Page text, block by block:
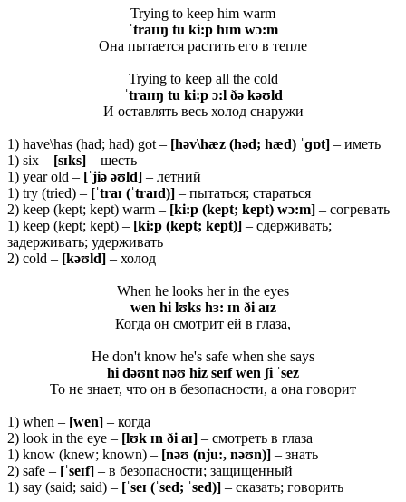
Trying to keep him warm
ˈtraɪɪŋ tu ki:p hɪm wɔ:m
Она пытается растить его в тепле
Trying to keep all the cold
ˈtraɪɪŋ tu ki:p ɔ:l ðə kəʊld
И оставлять весь холод снаружи
1) have\has (had; had) got – [həv\hæz (həd; hæd) ˈɡɒt] – иметь
1) six – [sɪks] – шесть
1) year old – [ˈjiə əʊld] – летний
1) try (tried) – [ˈtraɪ (ˈtraɪd)] – пытаться; стараться
2) keep (kept; kept) warm – [ki:p (kept; kept) wɔ:m] – согревать
1) keep (kept; kept) – [ki:p (kept; kept)] – сдерживать;
задерживать; удерживать
2) cold – [kəʊld] – холод
When he looks her in the eyes
wen hi lʊks hɜ: ɪn ði aɪz
Когда он смотрит ей в глаза,
He don't know he's safe when she says
hi dəʊnt nəʊ hiz seɪf wen ʃi ˈsez
То не знает, что он в безопасности, а она говорит
1) when – [wen] – когда
2) look in the eye – [lʊk ɪn ði aɪ] – смотреть в глаза
1) know (knew; known) – [nəʊ (nju:, nəʊn)] – знать
2) safe – [ˈseɪf] – в безопасности; защищенный
1) say (said; said) – [ˈseɪ (ˈsed; ˈsed)] – сказать; говорить